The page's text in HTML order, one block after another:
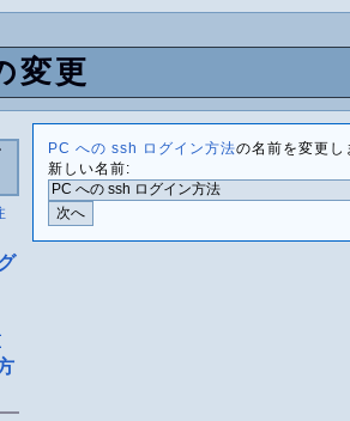
変更
PC への ssh ログイン方法の名前を変更し
新しい名前: